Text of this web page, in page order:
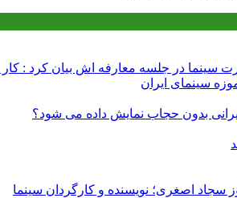
سینما در جلسه معارفه اش بیان کرد :
سینمای ایران
ایرانی بدون حجاب نمایش داده می شود؟
سجاد اصغری؛ نویسنده و کارگردان سینما